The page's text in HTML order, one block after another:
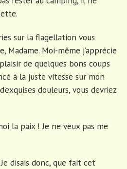
sur la flagellation vous
Madame. Moi-même j’apprécie
de quelques bons coups
à la juste vitesse sur mon
douleurs, vous devriez
la paix ! Je ne veux pas me
disais donc, que fait cet